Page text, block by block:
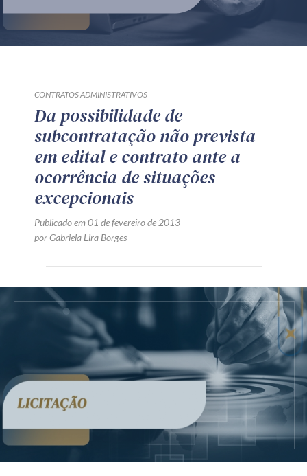
Produtos e serviços
Orientação por Escrito
Mentoria Zênite
Capacitação
Zênite Online
Eventos presenciais
Zênite in Company
Diferenciais
Receba por RSS
Av. Sete de Setembro, 4698
Batel
80240-000
Telefone (41) 2109-8666
Whatsapp (41) 98881-6616
CONTRATOS ADMINISTRATIVOS
Da possibilidade de
subcontratação não prevista
em edital e contrato ante a
ocorrência de situações
excepcionais
Publicado em 01 de fevereiro de 2013
por Gabriela Lira Borges